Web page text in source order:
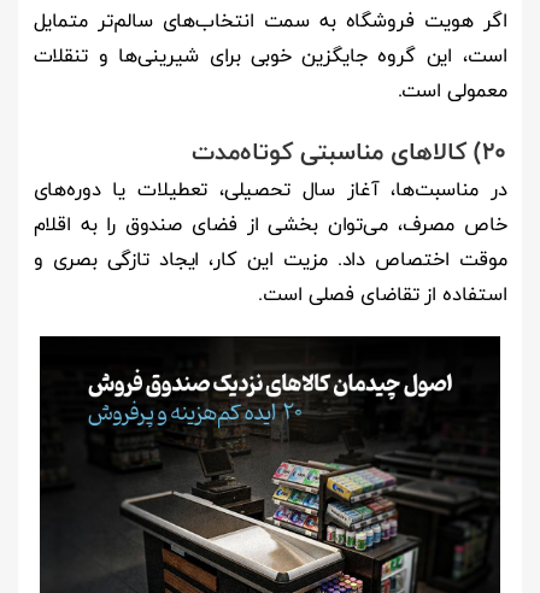
اگر هویت فروشگاه به سمت انتخاب‌های سالم‌تر متمایل
است، این گروه جایگزین خوبی برای شیرینی‌ها و تنقلات
معمولی است.
20) کالاهای مناسبتی کوتاه‌مدت
در مناسبت‌ها، آغاز سال تحصیلی، تعطیلات یا دوره‌های
خاص مصرف، می‌توان بخشی از فضای صندوق را به اقلام
موقت اختصاص داد. مزیت این کار، ایجاد تازگی بصری و
استفاده از تقاضای فصلی است.